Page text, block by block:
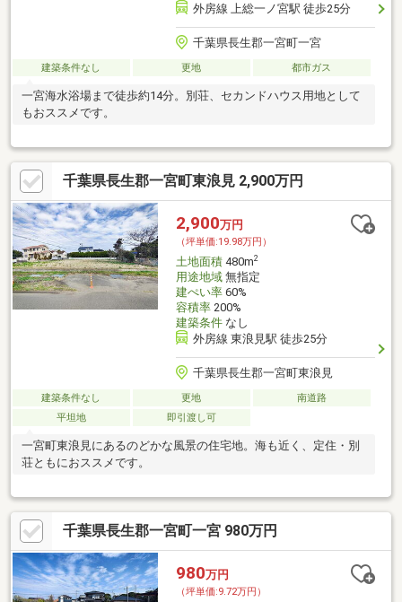
外房線 上総一ノ宮駅 徒歩25分
千葉県長生郡一宮町一宮
建築条件なし 更地 都市ガス
一宮海水浴場まで徒歩約14分。別荘、セカンドハウス用地として
もおススメです。
千葉県長生郡一宮町東浪見 2,900万円
2,900万円
（坪単価:19.98万円）
土地面積480m2
用途地域無指定
建ぺい率60%
容積率200%
建築条件なし
外房線 東浪見駅 徒歩25分
千葉県長生郡一宮町東浪見
建築条件なし 更地
南道路
平坦地
即引渡し可
一宮町東浪見にあるのどかな風景の住宅地。海も近く、定住・別
荘ともにおススメです。
千葉県長生郡一宮町一宮 980万円
980万円
（坪単価:9.72万円）